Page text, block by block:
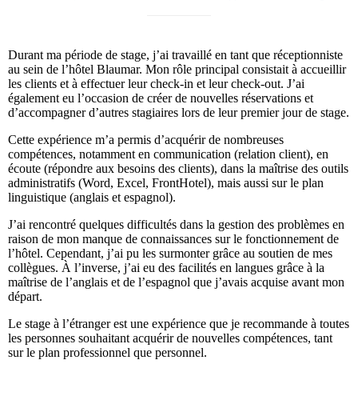
Durant ma période de stage, j’ai travaillé en tant que réceptionniste
au sein de l’hôtel Blaumar. Mon rôle principal consistait à accueillir
les clients et à effectuer leur check-in et leur check-out. J’ai
également eu l’occasion de créer de nouvelles réservations et
d’accompagner d’autres stagiaires lors de leur premier jour de stage.
Cette expérience m’a permis d’acquérir de nombreuses
compétences, notamment en communication (relation client), en
écoute (répondre aux besoins des clients), dans la maîtrise des outils
administratifs (Word, Excel, FrontHotel), mais aussi sur le plan
linguistique (anglais et espagnol).
J’ai rencontré quelques difficultés dans la gestion des problèmes en
raison de mon manque de connaissances sur le fonctionnement de
l’hôtel. Cependant, j’ai pu les surmonter grâce au soutien de mes
collègues. À l’inverse, j’ai eu des facilités en langues grâce à la
maîtrise de l’anglais et de l’espagnol que j’avais acquise avant mon
départ.
Le stage à l’étranger est une expérience que je recommande à toutes
les personnes souhaitant acquérir de nouvelles compétences, tant
sur le plan professionnel que personnel.